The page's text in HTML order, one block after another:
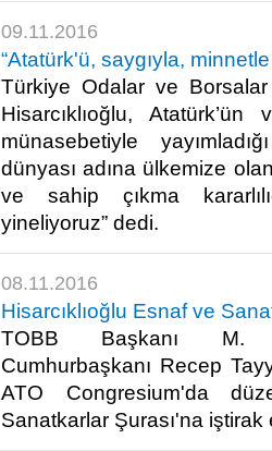
09.11.2016
“Atatürk'ü, saygıyla,
Türkiye Odalar ve
Hisarcıklıoğlu, Atatürk’ün
münasebetiyle
dünyası adına ülkemize
ve sahip çıkma
yineliyoruz” dedi.​
08.11.2016
Hisarcıklıoğlu Esnaf ve
TOBB Başkanı M.
Cumhurbaşkanı Recep
ATO Congresium'da
Sanatkarlar Şurası'na iştirak